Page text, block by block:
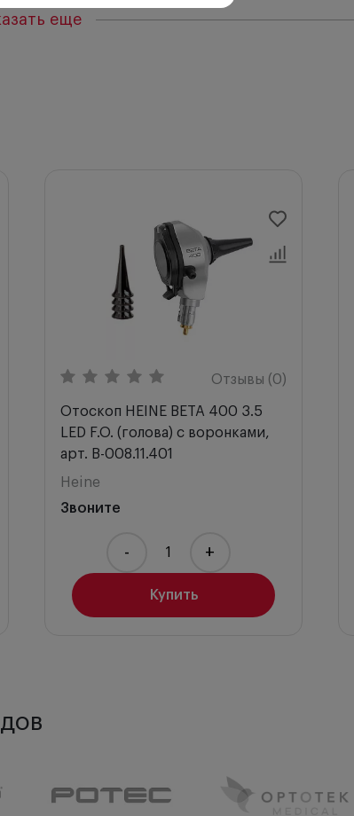
зрачка.
уровня яркости.
светом.
и протирать ее.
еще
Отзывы (0)
Отоскоп HEINE BETA 400 3.5
LED F.O. (голова) с воронками,
арт. B-008.11.401
Heine
Звоните
Купить
- +